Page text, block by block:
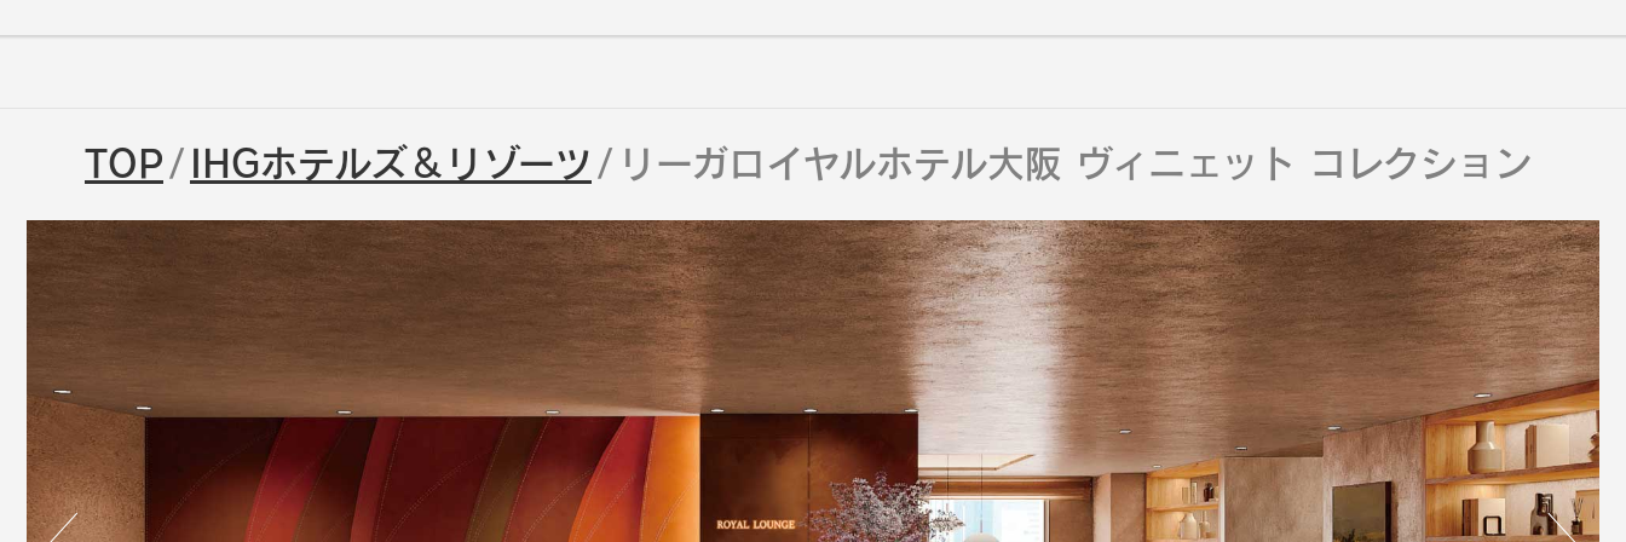
TOP IHGホテルズ＆リゾーツ リーガロイヤルホテル大阪 ヴィニェット コレクション